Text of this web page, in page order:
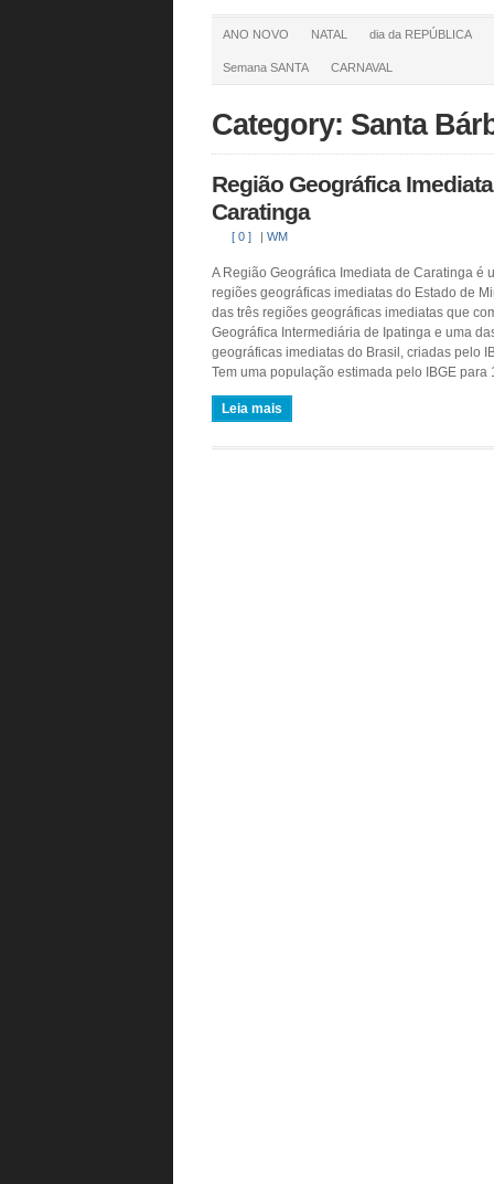
ANO NOVO NATAL dia da REPÚBLICA
Semana SANTA CARNAVAL
Category: Santa
Região Geográfica
Caratinga
[ 0 ] | WM
A Região Geográfica Imediata de Caratinga é
regiões geográficas imediatas do Estado de
das três regiões geográficas imediatas que
Geográfica Intermediária de Ipatinga e uma
geográficas imediatas do Brasil, criadas pelo
Tem uma população estimada pelo IBGE para
Leia mais